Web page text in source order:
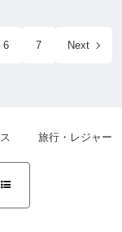
6 7 Next
旅行・レジャー
